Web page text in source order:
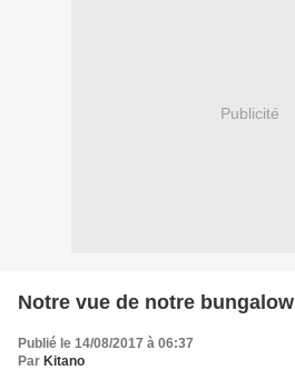
Publicité
Notre vue de notre bungalow
Publié le 14/08/2017 à 06:37
Par Kitano